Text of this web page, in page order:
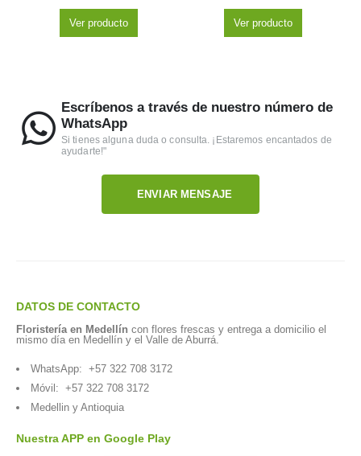
Ver producto Ver producto
Escríbenos a través de nuestro número de
WhatsApp
Si tienes alguna duda o consulta. ¡Estaremos encantados de
ayudarte!"
ENVIAR MENSAJE
DATOS DE CONTACTO
Floristería en Medellín con flores frescas y entrega a domicilio el
mismo día en Medellín y el Valle de Aburrá.
WhatsApp: +57 322 708 3172
Móvil: +57 322 708 3172
Medellin y Antioquia
Nuestra APP en Google Play